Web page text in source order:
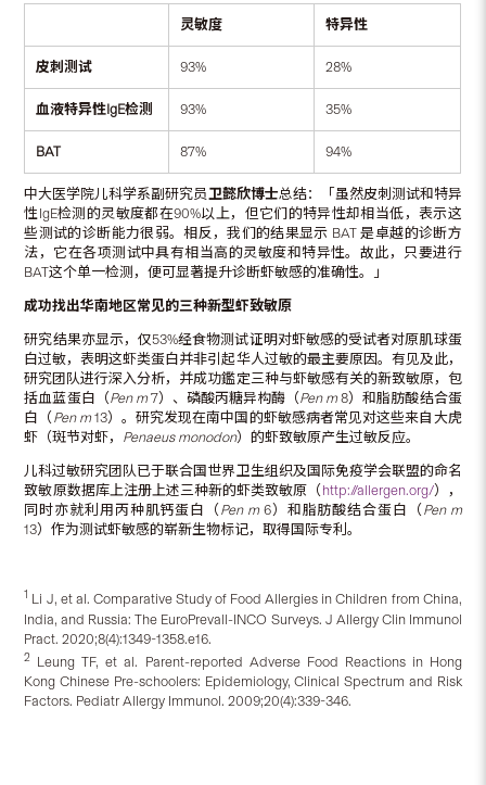
灵敏度 特异性
皮刺测试 93% 28%
血液特异性IgE检测 93% 35%
BAT 87% 94%
中大医学院儿科学系副研究员 卫懿欣博士总结：「虽然皮刺测试和特异
性IgE检测的灵敏度都在90%以上，但它们的特异性却相当低，表示这
些测试的诊断能力很弱。相反，我们的结果显示 BAT 是卓越的诊断方
法，它在各项测试中具有相当高的灵敏度和特异性。故此，只要进行
BAT这个单一检测，便可显著提升诊断虾敏感的准确性。」
成功找出华南地区常见的三种新型虾致敏原
研究结果亦显示，仅53%经食物测试证明对虾敏感的受试者对原肌球蛋
白过敏，表明这虾类蛋白并非引起华人过敏的最主要原因。有见及此，
研究团队进行深入分析，并成功鑑定三种与虾敏感有关的新致敏原，包
括血蓝蛋白（Pen m7）、磷酸丙糖异构酶（Pen m8）和脂肪酸结合蛋
白（Pen m13）。研究发现在南中国的虾敏感病者常见对这些来自大虎
虾（斑节对虾， Penaeus monodon）的虾致敏原产生过敏反应。
儿科过敏研究团队已于联合国世界卫生组织及国际免疫学会联盟的命名
致敏原数据库上注册上述三种新的虾类致敏原（http://allergen.org/），
同时亦就利用丙种肌钙蛋白（Pen m6）和脂肪酸结合蛋白（Pen m
13）作为测试虾敏感的崭新生物标记，取得国际专利。
1 Li J, et al. Comparative Study of Food Allergies in Children from China,
India, and Russia: The EuroPrevall-INCO Surveys. J Allergy Clin Immunol
Pract. 2020;8(4):1349-1358.e16.
2
Leung TF, et al. Parent-reported Adverse Food Reactions in Hong
Kong Chinese Pre-schoolers: Epidemiology, Clinical Spectrum and Risk
Factors. Pediatr Allergy Immunol. 2009;20(4):339-346.